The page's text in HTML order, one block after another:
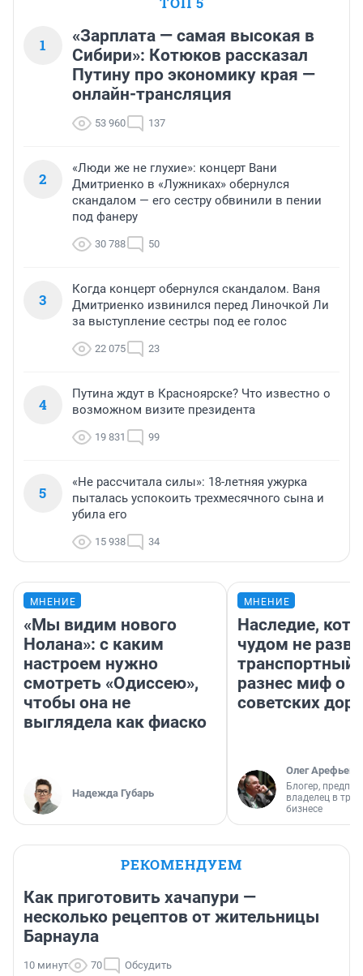
1
«Зарплата — самая высокая в
Сибири»: Котюков рассказал
Путину про экономику края —
онлайн-трансляция
53 960 137
2
«Люди же не глухие»: концерт Вани
Дмитриенко в «Лужниках» обернулся
скандалом — его сестру обвинили в пении
под фанеру
30 788 50
3
Когда концерт обернулся скандалом. Ваня
Дмитриенко извинился перед Линочкой Ли
за выступление сестры под ее голос
22 075 23
4
Путина ждут в Красноярске? Что известно о
возможном визите президента
19 831 99
5
«Не рассчитала силы»: 18-летняя ужурка
пыталась успокоить трехмесячного сына и
убила его
15 938 34
МНЕНИЕ
«Мы видим нового
Нолана»: с каким
настроем нужно
смотреть «Одиссею»,
чтобы она не
выглядела как фиаско
Надежда Губарь
МНЕНИЕ
Наследие,
чудом не
транспортный
разнес миф о
советских
Олег Арефьев
Блогер,
владелец в
бизнесе
РЕКОМЕНДУЕМ
Как приготовить хачапури —
несколько рецептов от жительницы
Барнаула
10 минут 70 Обсудить